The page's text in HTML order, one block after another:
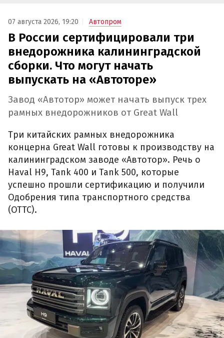
07 августа 2026, 19:20 Автопром
В России сертифицировали три
внедорожника калининградской
сборки. Что могут начать
выпускать на «Автоторе»
Завод «Автотор» может начать выпуск трех
рамных внедорожников от Great Wall
Три китайских рамных внедорожника
концерна Great Wall готовы к производству на
калининградском заводе «Автотор». Речь о
Haval H9, Tank 400 и Tank 500, которые
успешно прошли сертификацию и получили
Одобрения типа транспортного средства
(ОТТС).